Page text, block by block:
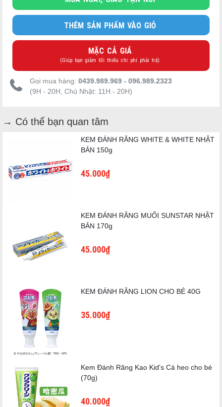
THÊM SẢN PHẨM VÀO GIỎ
MẶC CẢ GIÁ
(Giúp bạn giảm tối thiểu chi phí phải trả)
Gọi mua hàng: 0439.989.969 - 096.989.2323
(9H - 20H, Chủ Nhật: 11H - 20H)
→ Có thể bạn quan tâm
KEM ĐÁNH RĂNG WHITE & WHITE NHẬT
BẢN 150g
45.000₫
KEM ĐÁNH RĂNG MUỐI SUNSTAR NHẬT
BẢN 170g
45.000₫
KEM ĐÁNH RĂNG LION CHO BÉ 40G
35.000₫
Kem Đánh Răng Kao Kid's Cá heo cho bé
(70g)
40.000₫